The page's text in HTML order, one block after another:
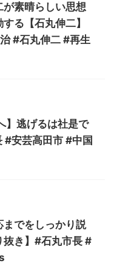
が素晴らしい思想
る【石丸伸二】
#石丸伸二 #再生
】逃げるは社是で
#安芸高田市 #中国
までをしっかり説
抜き】#石丸市長 #